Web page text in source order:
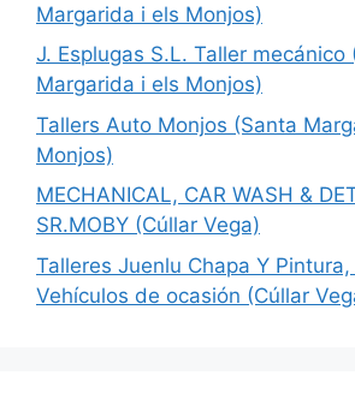
Margarida i els Monjos)
J. Esplugas S.L. Taller mecánico
Margarida i els Monjos)
Tallers Auto Monjos (Santa
Monjos)
MECHANICAL, CAR WASH &
SR.MOBY (Cúllar Vega)
Talleres Juenlu Chapa Y
Vehículos de ocasión (Cúllar